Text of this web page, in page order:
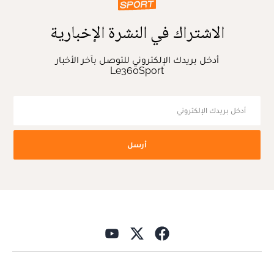
الاشتراك في النشرة الإخبارية
أدخل بريدك الإلكتروني للتوصل بآخر الأخبار
Le360Sport
أرسل